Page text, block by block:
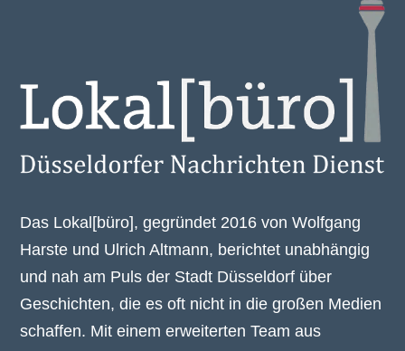
Das Lokal[büro], gegründet 2016 von Wolfgang
Harste und Ulrich Altmann, berichtet unabhängig
und nah am Puls der Stadt Düsseldorf über
Geschichten, die es oft nicht in die großen Medien
schaffen. Mit einem erweiterten Team aus